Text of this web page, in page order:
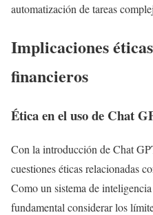
automatización de tareas
Implicaciones
financieros
Ética en el uso de Chat
Con la introducción de Chat
cuestiones éticas relacionadas
Como un sistema de
fundamental considerar los